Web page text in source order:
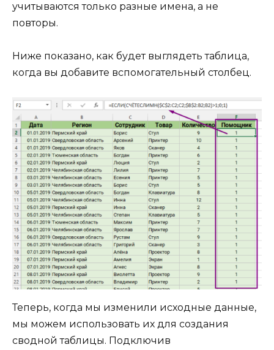
учитываются только разные имена, а не
повторы.
Ниже показано, как будет выглядеть таблица,
когда вы добавите вспомогательный столбец.
Теперь, когда мы изменили исходные данные,
мы можем использовать их для создания
сводной таблицы. Подключив